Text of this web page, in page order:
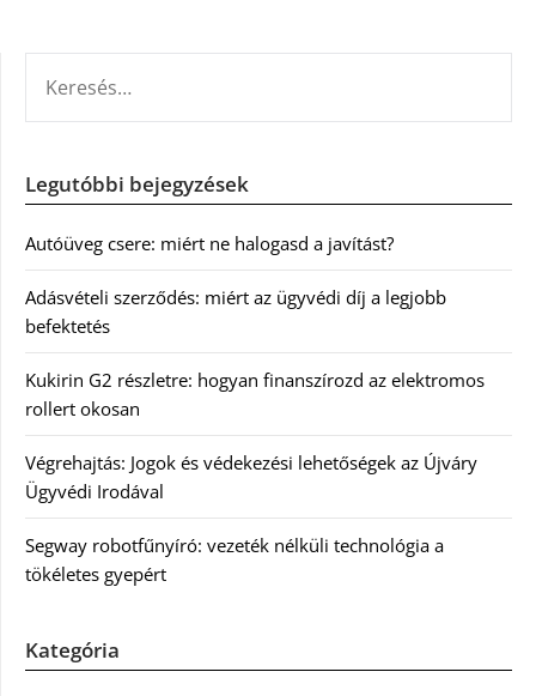
Legutóbbi bejegyzések
Autóüveg csere: miért ne halogasd a javítást?
Adásvételi szerződés: miért az ügyvédi díj a legjobb
befektetés
Kukirin G2 részletre: hogyan finanszírozd az elektromos
rollert okosan
Végrehajtás: Jogok és védekezési lehetőségek az Újváry
Ügyvédi Irodával
Segway robotfűnyíró: vezeték nélküli technológia a
tökéletes gyepért
Kategória